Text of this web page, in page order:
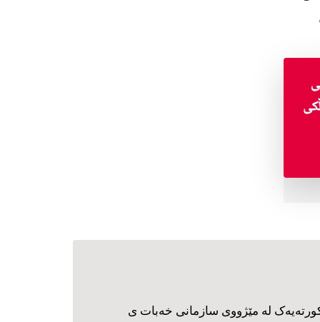
له مێژووی سازمانی خه‌بات ی